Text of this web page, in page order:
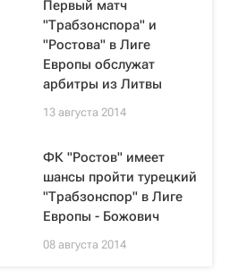
Первый матч
"Трабзонспора" и
"Ростова" в Лиге
Европы обслужат
арбитры из Литвы
13 августа 2014
ФК "Ростов" имеет
шансы пройти турецкий
"Трабзонспор" в Лиге
Европы - Божович
08 августа 2014